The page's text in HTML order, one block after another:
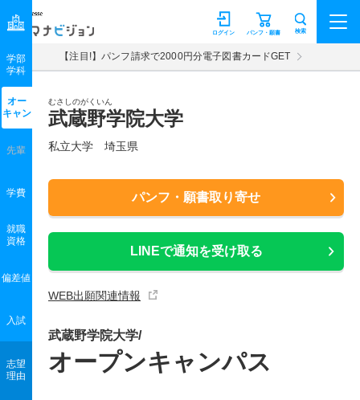
マナビジョン パンフ・願書
ログイン 検索
【注目!】パンフ請求で2000円分電子図書カードGET
むさしのがくいん
武蔵野学院大学
私立大学 埼玉県
パンフ・願書取り寄せ
LINEで通知を受け取る
WEB出願関連情報
学部
学科
オー
キャン
先輩
学費
就職
資格
偏差値
入試
志望
理由
武蔵野学院大学/
オープンキャンパス